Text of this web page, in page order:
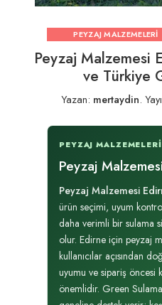
PEYZAJ MALZEMELERI
Peyzaj Malzemesi
ve Türkiye
Yazan: mertaydin.
PEYZAJ
Peyzaj
Peyzaj Malzemesi
ürün seçimi, uyum
daha verimli bir sulama
olur. Edirne için peyzaj
kullanıcılar açısından
uyumu ve sipariş öncesi
önemlidir. Green